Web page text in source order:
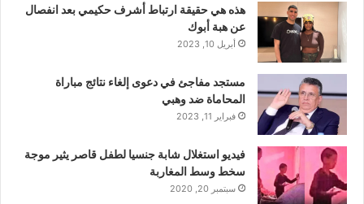
هذه هي حقيقة ارتباط أشرف حكيمي بعد انفصال
عن هبة أبوك
أبريل 10, 2023
مستجد مفاجئ في دعوى إلغاء نتائج مباراة
المحاماة ضد وهبي
فبراير 11, 2023
فيديو استغلال شابة جنسيا لطفل قاصر يثير موجة
سخط وسط المغاربة
سبتمبر 20, 2020